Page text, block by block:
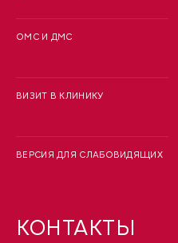
ОМС И ДМС
ВИЗИТ В КЛИНИКУ
ВЕРСИЯ ДЛЯ СЛАБОВИДЯЩИХ
КОНТАКТЫ